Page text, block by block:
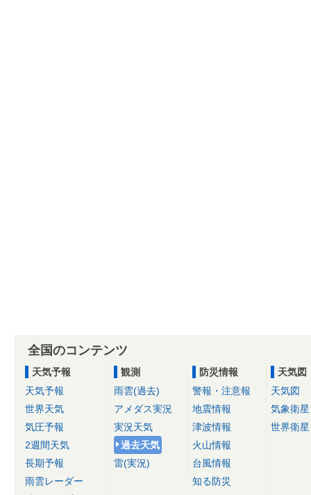
全国のコンテンツ
天気予報
天気予報
世界天気
気圧予報
2週間天気
長期予報
雨雲レーダー
観測
雨雲(過去)
アメダス実況
実況天気
過去天気
雷(実況)
防災情報
警報・注意報
地震情報
津波情報
火山情報
台風情報
知る防災
天気図
天気図
気象衛星
世界衛星